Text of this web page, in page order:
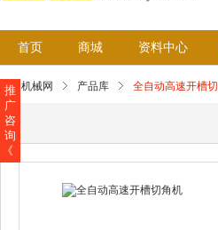
首页 商城 资料中心
包装机械网 产品库 全自动高速开槽
推
广
咨
询
《